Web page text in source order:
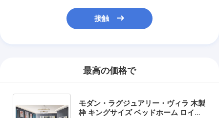
接触
最高の価格で
モダン・ラグジュアリー・ヴィラ 木製
枠 キングサイズ ベッドホーム ロイヤ